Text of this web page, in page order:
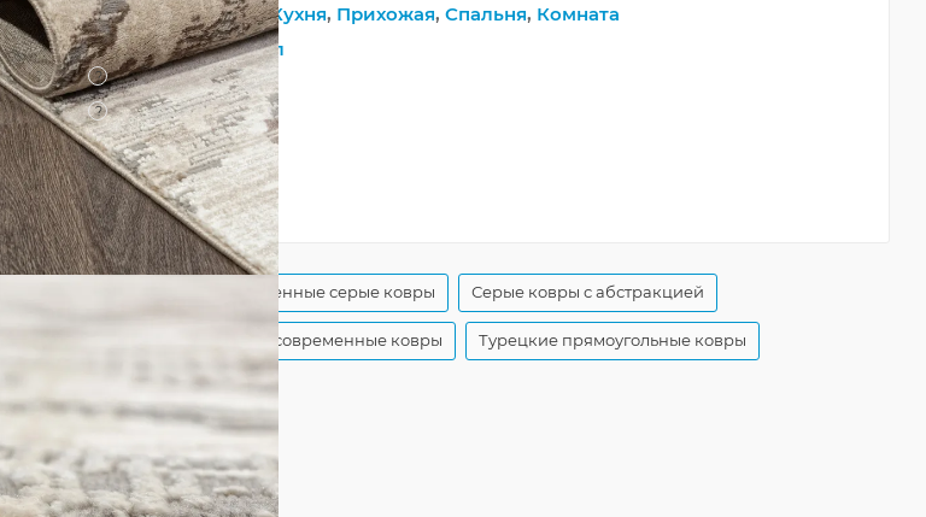
Гостиная,Зал,Кухня, Прихожая, Спальня, Комната
Модный,На пол
?
Джутовая
?
Рельефный
80
150
Современные серые ковры Серые ковры с абстракцией
в спальню Красивые современные ковры Турецкие прямоугольные ковры